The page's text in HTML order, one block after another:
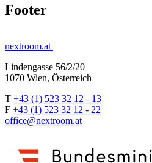
Footer
nextroom.at
Lindengasse 56/2/20
1070 Wien, Österreich
T +43 (1) 523 32 12 - 13
F +43 (1) 523 32 12 - 22
office@nextroom.at